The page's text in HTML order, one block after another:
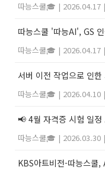
따능스쿨🎓 | 2026.04.17 |
따능스쿨 '따능AI', GS
따능스쿨🎓 | 2026.04.17 |
서버 이전 작업으로 인
따능스쿨🎓 | 2026.04.10 |
📢 4월 자격증 시험 일정
따능스쿨🎓 | 2026.03.30 |
KBS아트비전-따능스쿨,